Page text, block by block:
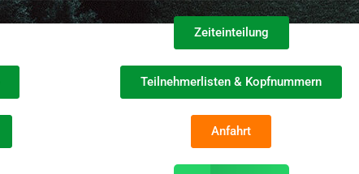
Zeiteinteilung
Teilnehmerlisten & Kopfnummern
Anfahrt